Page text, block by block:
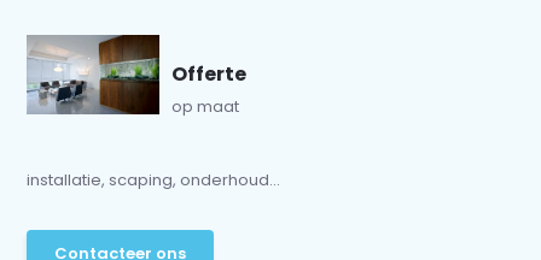
Offerte
op maat
installatie, scaping, onderhoud...
Contacteer ons